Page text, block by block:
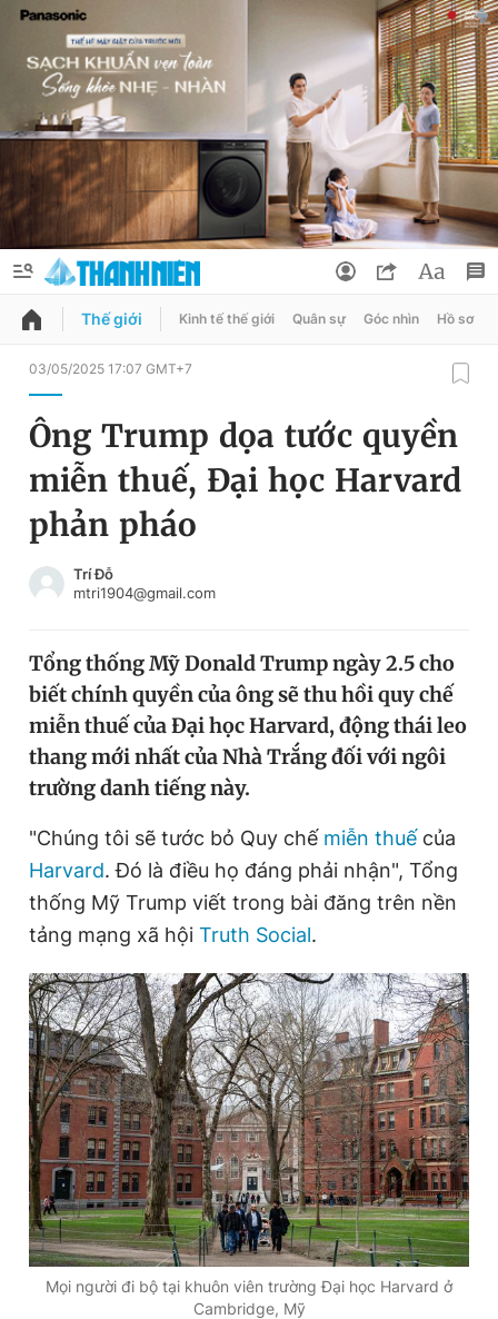
QUẢNG CÁO
Chuyên mục
Chuyên mục khác
Chào ngày mới
Video Magazine
Sản phẩm khác
Tiện ích Bạn cần biết
Thông tin tòa soạn Liên hệ quảng cáo
Đọc Thanh Niên trên điện thoại
Theo dõi báo trên
0906 645 777 0908 780 404
Đổi mật khẩu
Tin đã lưu
Tin đã xem
Đăng xuất
Thế giới Kinh tế thế giới Quân sự Góc nhìn Hồ sơ
03/05/2025 17:07 GMT+7
Ông Trump dọa tước quyền
miễn thuế, Đại học Harvard
phản pháo
Trí Đỗ
mtri1904@gmail.com
Tổng thống Mỹ Donald Trump ngày 2.5 cho
biết chính quyền của ông sẽ thu hồi quy chế
miễn thuế của Đại học Harvard, động thái leo
thang mới nhất của Nhà Trắng đối với ngôi
trường danh tiếng này.
"Chúng tôi sẽ tước bỏ Quy chế miễn thuế của
Harvard. Đó là điều họ đáng phải nhận", Tổng
thống Mỹ Trump viết trong bài đăng trên nền
tảng mạng xã hội Truth Social.
Mọi người đi bộ tại khuôn viên trường Đại học Harvard ở
Cambridge, Mỹ